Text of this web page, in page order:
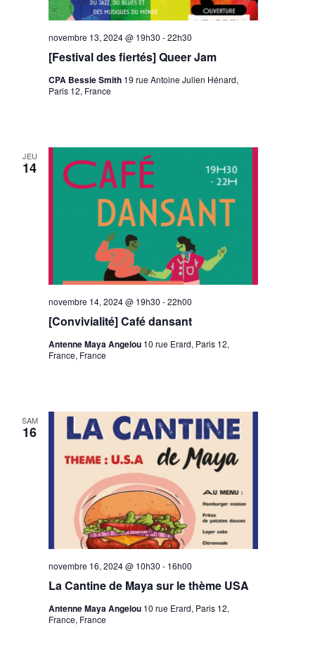
[Festival des fiertés] Queer Jam
novembre 13, 2024 @ 19h30 -22h30
CPA Bessie Smith 19 rue Antoine Julien Hénard,
Paris 12, France
JEU
14
[Convivialité] Café dansant
novembre 14, 2024 @ 19h30 -22h00
Antenne Maya Angelou 10 rue Erard, Paris 12,
France, France
SAM
16
La Cantine de Maya sur le thème USA
novembre 16, 2024 @ 10h30 - 16h00
Antenne Maya Angelou 10 rue Erard, Paris 12,
France, France